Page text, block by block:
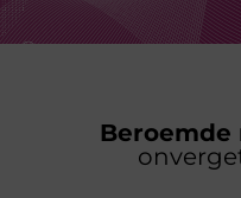
Beroemde